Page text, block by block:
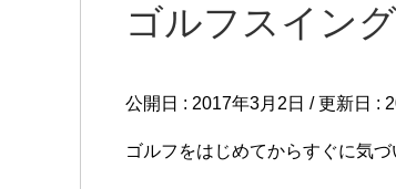
ゴルフスイン
公開日 : 2017年3月2日 / 更新日 :
ゴルフをはじめてからすぐに気